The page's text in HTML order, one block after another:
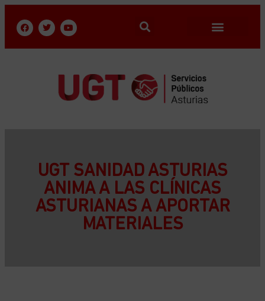
UGT SANIDAD ASTURIAS
ANIMA A LAS CLÍNICAS
ASTURIANAS A APORTAR
MATERIALES